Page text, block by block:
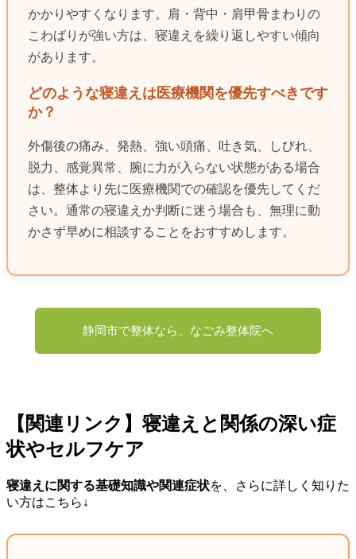
かかりやすくなります。肩・背中・肩甲骨まわりの
こわばりが強い方は、寝違えを繰り返しやすい傾向
があります。
どのような寝違えは医療機関を優先すべきです
か？
外傷後の痛み、発熱、強い頭痛、吐き気、しびれ、
脱力、感覚異常、腕に力が入らない状態がある場合
は、整体より先に医療機関での確認を優先してくだ
さい。通常の寝違えか判断に迷う場合も、無理に動
かさず早めに相談することをおすすめします。
静岡市で整体なら、なごみ整体院へ
【関連リンク】寝違えと関係の深い症
状やセルフケア
寝違えに関する基礎知識や関連症状を、さらに詳しく知りた
い方はこちら↓